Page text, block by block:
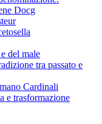
Docg
del male
tra passato e
Cardinali
e trasformazione